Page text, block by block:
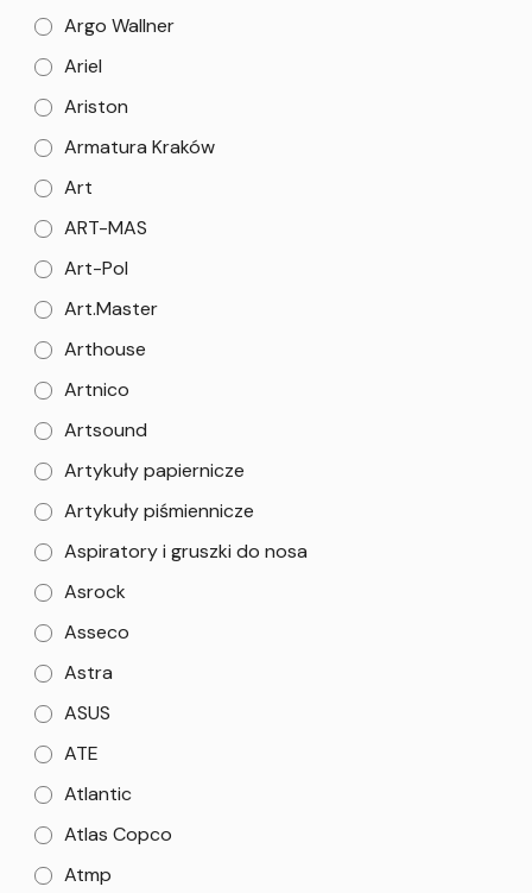
Argo Wallner
Ariel
Ariston
Armatura Kraków
Art
ART-MAS
Art-Pol
Art.Master
Arthouse
Artnico
Artsound
Artykuły papiernicze
Artykuły piśmiennicze
Aspiratory i gruszki do nosa
Asrock
Asseco
Astra
ASUS
ATE
Atlantic
Atlas Copco
Atmp